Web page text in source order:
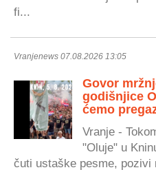
fi...
Vranjenews 07.08.2026 13:05
Govor
godišnjice
ćemo
Vranje -
"Oluje" u
čuti ustaške pesme, pozivi